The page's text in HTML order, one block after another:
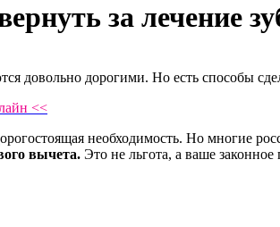
за лечение
довольно дорогими. Но есть способы
<<
необходимость. Но многие
вычета. Это не льгота, а ваше